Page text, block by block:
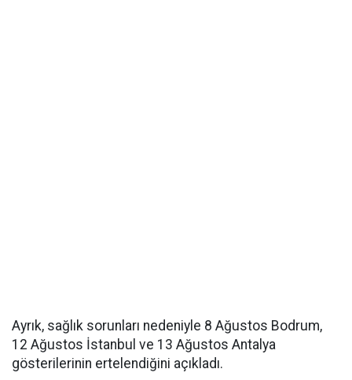
Ayrık, sağlık sorunları nedeniyle 8 Ağustos Bodrum,
12 Ağustos İstanbul ve 13 Ağustos Antalya
gösterilerinin ertelendiğini açıkladı.